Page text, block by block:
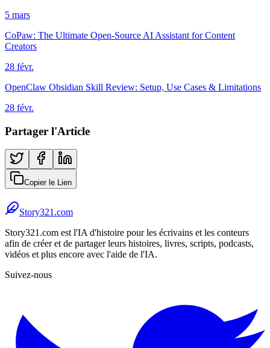
5 mars
CoPaw: The Ultimate Open-Source AI Assistant for Content
Creators
28 févr.
OpenClaw Obsidian Skill Review: Setup, Use Cases & Limitations
28 févr.
Partager l'Article
Copier le Lien
Story321.com
Story321.com est l'IA d'histoire pour les écrivains et les conteurs
afin de créer et de partager leurs histoires, livres, scripts, podcasts,
vidéos et plus encore avec l'aide de l'IA.
Suivez-nous